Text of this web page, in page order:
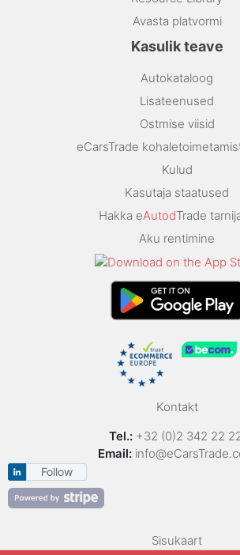
Avasta platvormi
Kasulik teave
Autokataloog
Lisateenused
Ostmise viisid
eCarsTrade
Kulud
Kasutaja staatused
Hakka eAutodTrade
Aku rentimine
Kontakt
Tel.: +32 (0)2 342 22
Email:
Follow
Sisukaart